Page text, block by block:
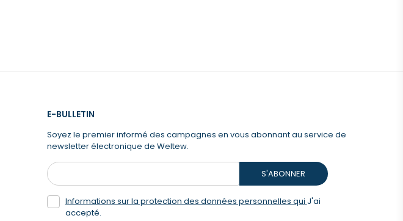
E-BULLETIN
Soyez le premier informé des campagnes en vous abonnant au service de
newsletter électronique de Weltew.
Informations sur la protection des données personnelles qui J'ai
accepté.
S'ABONNER